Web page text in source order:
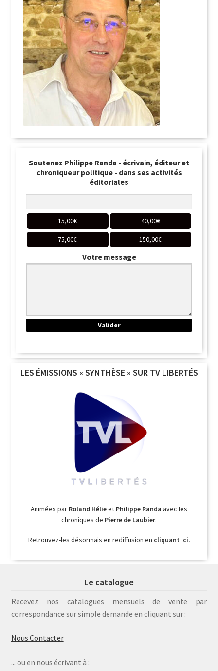
Soutenez Philippe Randa - écrivain, éditeur et
chroniqueur politique - dans ses activités
éditoriales
15,00€ 40,00€
75,00€ 150,00€
Votre message
LES ÉMISSIONS « SYNTHÈSE » SUR TV LIBERTÉS
Animées par Roland Hélieet Philippe Randa avec les
chroniques de Pierre de Laubier.
Retrouvez-les désormais en rediffusion en cliquant ici.
Le catalogue
Recevez nos catalogues mensuels de vente par
correspondance sur simple demande en cliquant sur :
Nous Contacter
... ou en nous écrivant à :